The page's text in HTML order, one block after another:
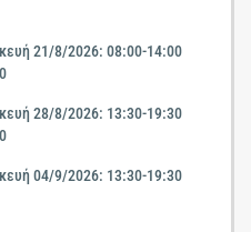
21/8/2026: 08:00-14:00
28/8/2026: 13:30-19:30
04/9/2026: 13:30-19:30